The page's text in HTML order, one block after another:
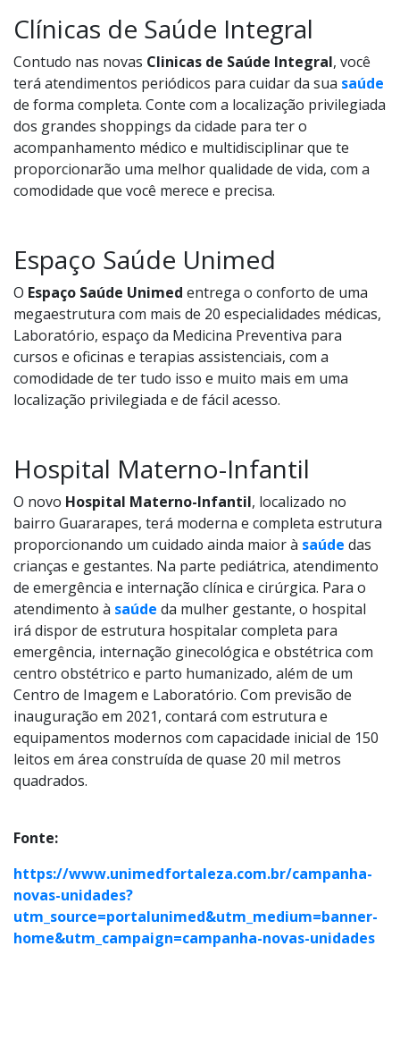
Clínicas de Saúde Integral
Contudo nas novas Clinicas de Saúde Integral, você
terá atendimentos periódicos para cuidar da sua saúde
de forma completa. Conte com a localização privilegiada
dos grandes shoppings da cidade para ter o
acompanhamento médico e multidisciplinar que te
proporcionarão uma melhor qualidade de vida, com a
comodidade que você merece e precisa.
Espaço Saúde Unimed
O Espaço Saúde Unimed entrega o conforto de uma
megaestrutura com mais de 20 especialidades médicas,
Laboratório, espaço da Medicina Preventiva para
cursos e oficinas e terapias assistenciais, com a
comodidade de ter tudo isso e muito mais em uma
localização privilegiada e de fácil acesso.
Hospital Materno-Infantil
O novo Hospital Materno-Infantil, localizado no
bairro Guararapes, terá moderna e completa estrutura
proporcionando um cuidado ainda maior à saúde das
crianças e gestantes. Na parte pediátrica, atendimento
de emergência e internação clínica e cirúrgica. Para o
atendimento à saúde da mulher gestante, o hospital
irá dispor de estrutura hospitalar completa para
emergência, internação ginecológica e obstétrica com
centro obstétrico e parto humanizado, além de um
Centro de Imagem e Laboratório. Com previsão de
inauguração em 2021, contará com estrutura e
equipamentos modernos com capacidade inicial de 150
leitos em área construída de quase 20 mil metros
quadrados.
Fonte:
https://www.unimedfortaleza.com.br/campanha-
novas-unidades?
utm_source=portalunimed&utm_medium=banner-
home&utm_campaign=campanha-novas-unidades